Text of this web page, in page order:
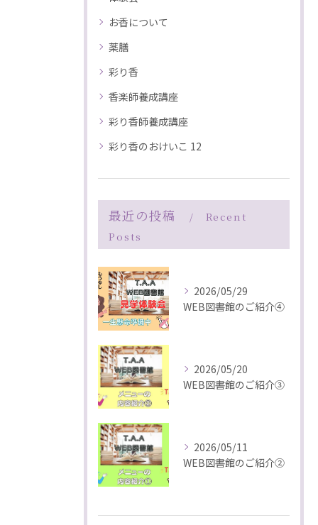
お香について
薬膳
彩り香
香楽師養成講座
彩り香師養成講座
彩り香のおけいこ 12
最近の投稿
Recent
Posts
2026/05/29
WEB図書館のご紹介④
2026/05/20
WEB図書館のご紹介③
2026/05/11
WEB図書館のご紹介②